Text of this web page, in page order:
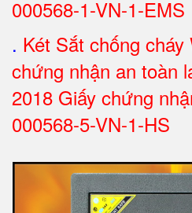
000568-1-VN-1-EMS
. Két Sắt chống
chứng nhận an toàn
2018 Giấy chứng
000568-5-VN-1-HS